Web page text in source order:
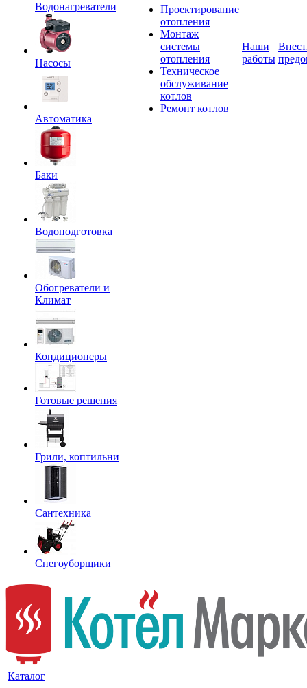
Водонагреватели
Насосы
Автоматика
Баки
Водоподготовка
Обогреватели и
Климат
Кондиционеры
Готовые решения
Грили, коптильни
Сантехника
Снегоуборщики
Проектирование
отопления
Монтаж
системы
отопления
Техническое
обслуживание
котлов
Ремонт котлов
Наши
работы
Каталог